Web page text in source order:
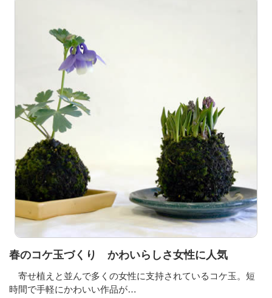
春のコケ玉づくり かわいらしさ女性に人気
寄せ植えと並んで多くの女性に支持されているコケ玉。短
時間で手軽にかわいい作品が…